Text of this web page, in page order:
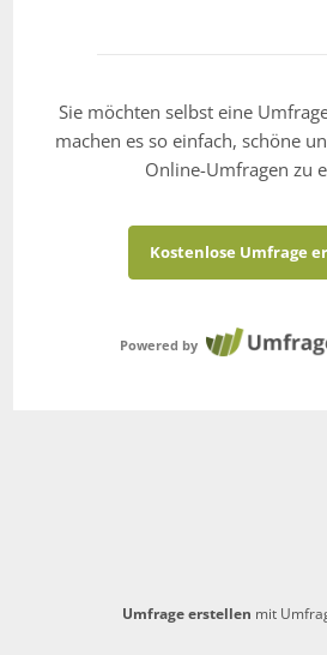
Sie möchten selbst eine
machen es so einfach, schöne
Online-Umfragen zu
Kostenlose Umfrage
Powered by
Umfrage erstellen mit